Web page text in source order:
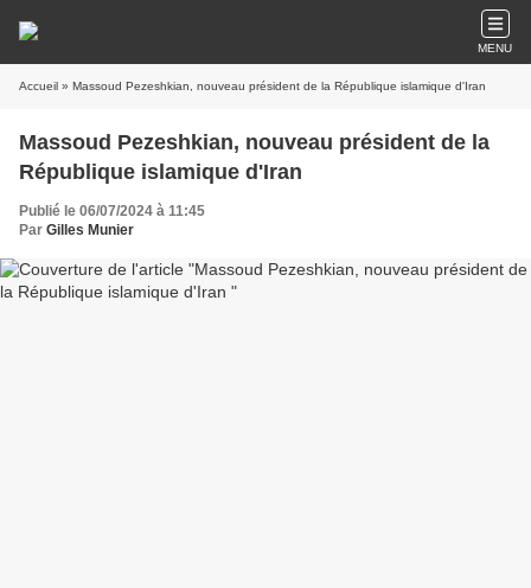
MENU
Accueil » Massoud Pezeshkian, nouveau président de la République islamique d'Iran
Massoud Pezeshkian, nouveau président de la
République islamique d'Iran
Publié le 06/07/2024 à 11:45
Par Gilles Munier